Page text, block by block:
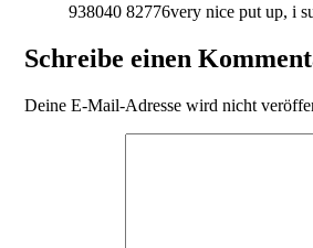
938040 82776very nice put up, i
Schreibe einen
Deine E-Mail-Adresse wird nicht